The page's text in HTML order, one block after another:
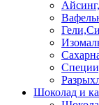
Шоколад и